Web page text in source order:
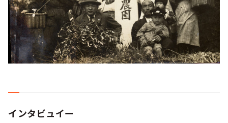
インタビュイー